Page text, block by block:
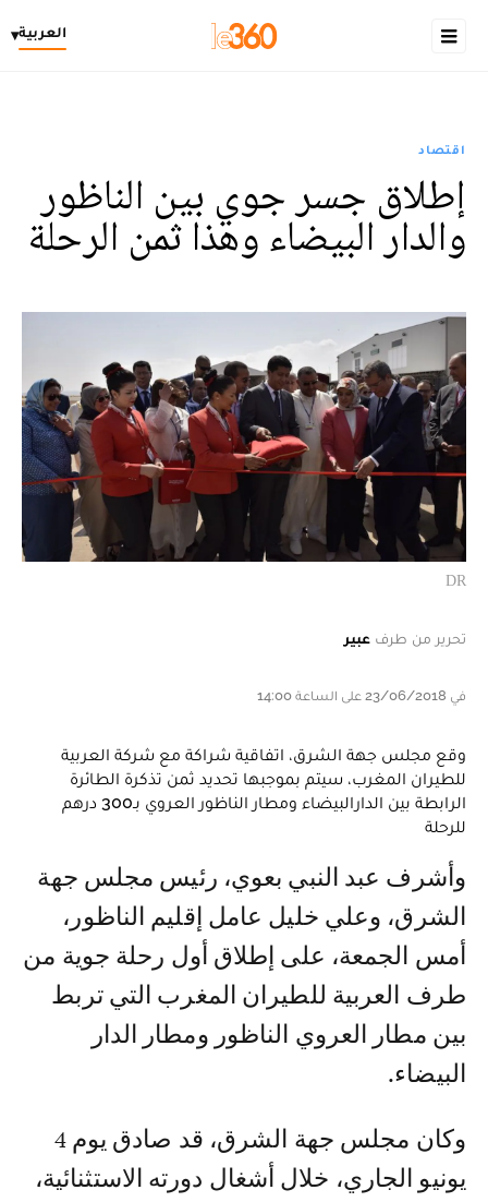
العربية▾
اقتصاد
إطلاق جسر جوي بين الناظور
والدار البيضاء وهذا ثمن الرحلة
DR
تحرير من طرف عبير
في 23/06/2018 على الساعة 14:00
وقع مجلس جهة الشرق، اتفاقية شراكة مع شركة العربية
للطيران المغرب، سيتم بموجبها تحديد ثمن تذكرة الطائرة
الرابطة بين الدارالبيضاء ومطار الناظور العروي بـ300 درهم
للرحلة
وأشرف عبد النبي بعوي، رئيس مجلس جهة
الشرق، وعلي خليل عامل إقليم الناظور،
أمس الجمعة، على إطلاق أول رحلة جوية من
طرف العربية للطيران المغرب التي تربط
بين مطار العروي الناظور ومطار الدار
البيضاء.
وكان مجلس جهة الشرق، قد صادق يوم 4
يونيو الجاري، خلال أشغال دورته الاستثنائية،